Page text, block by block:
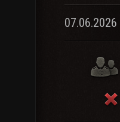
07.06.2026